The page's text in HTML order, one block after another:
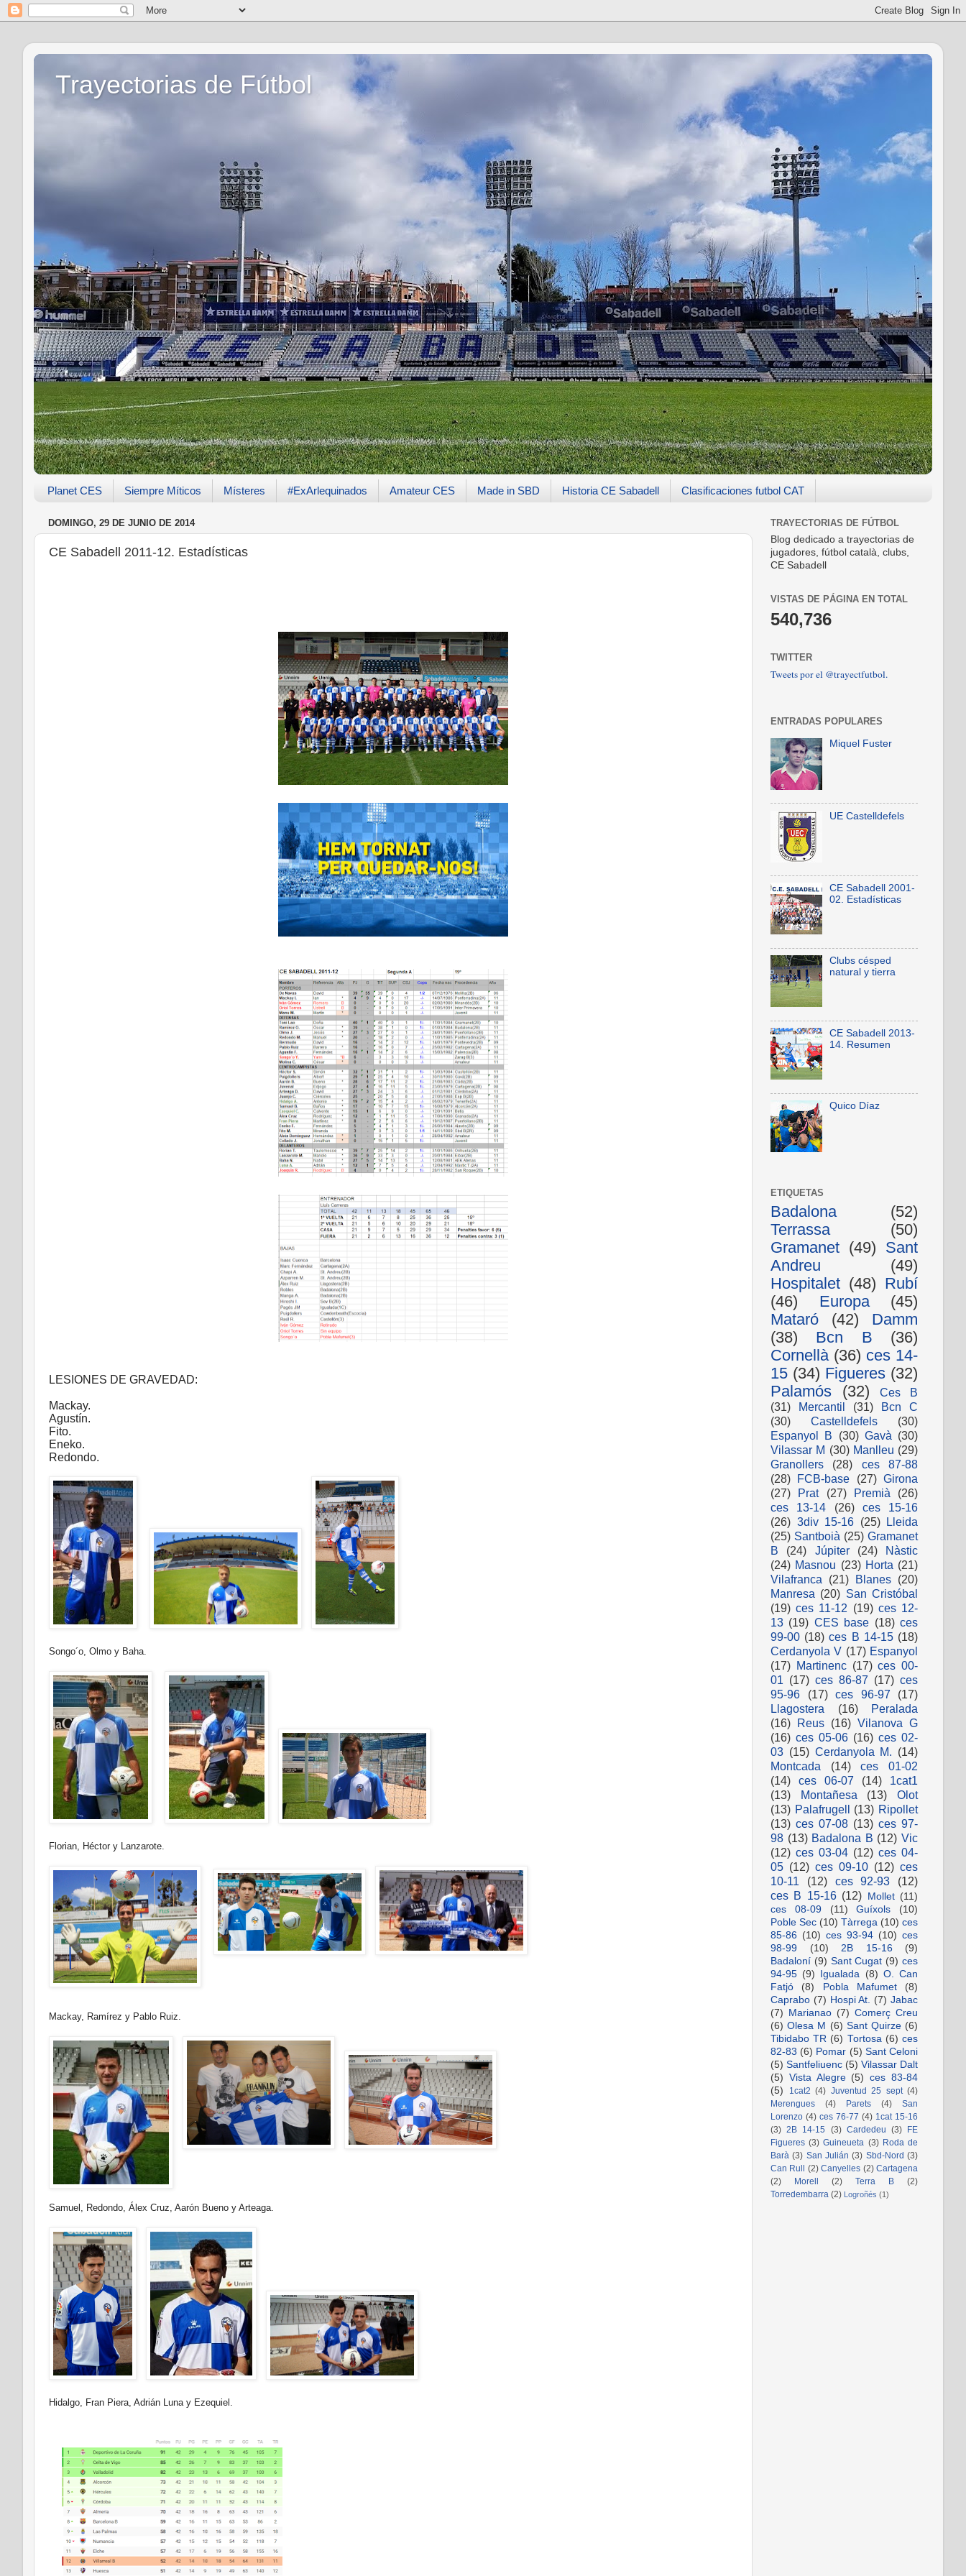
Trayectorias de Fútbol
Planet CES Siempre Míticos Místeres #ExArlequinados Amateur CES Made in SBD Historia CE Sabadell Clasificaciones futbol CAT
DOMINGO, 29 DE JUNIO DE 2014
CE Sabadell 2011-12. Estadísticas
LESIONES DE GRAVEDAD:
Mackay.
Agustín.
Fito.
Eneko.
Redondo.
Songo´o, Olmo y Baha.
Florian, Héctor y Lanzarote.
Mackay, Ramírez y Pablo Ruiz.
Samuel, Redondo, Álex Cruz, Aarón Bueno y Arteaga.
Hidalgo, Fran Piera, Adrián Luna y Ezequiel.
TRAYECTORIAS DE FÚTBOL
Blog dedicado a trayectorias de
jugadores, fútbol català, clubs,
CE Sabadell
VISTAS DE PÁGINA EN TOTAL
540,736
TWITTER
Tweets por el @trayectfutbol.
ENTRADAS POPULARES
Miquel Fuster
UE Castelldefels
CE Sabadell 2001-
02. Estadísticas
Clubs césped
natural y tierra
CE Sabadell 2013-
14. Resumen
Quico Díaz
ETIQUETAS
Badalona
(52)
Terrassa
(50)
Gramanet (49) Sant
Andreu
(49)
Hospitalet (48) Rubí
(46)
Europa
(45)
Mataró
(42)
Damm
(38)
Bcn B
(36)
Cornellà (36) ces 14-
15 (34) Figueres (32)
Palamós
(32)
Ces B
(31)
Mercantil (31)
Bcn C
(30)
Castelldefels
(30)
Espanyol B
(30) Gavà (30)
Vilassar M (30) Manlleu (29)
Granollers
(28)
ces 87-88
(28) FCB-base (27) Girona
(27)
Prat (27) Premià
(26)
ces 13-14
(26)
ces 15-16
(26) 3div 15-16 (25) Lleida
(25) Santboià (25) Gramanet
B
(24) Júpiter (24)
Nàstic
(24) Masnou (23) Horta (21)
Vilafranca
(21) Blanes (20)
Manresa (20) San Cristóbal
(19) ces 11-12 (19) ces 12-
13 (19) CES base (18) ces
99-00 (18) ces B 14-15 (18)
Cerdanyola V (17) Espanyol
(17) Martinenc (17) ces 00-
01 (17) ces 86-87 (17) ces
95-96
(17) ces 96-97
(17)
Llagostera
(16)
Peralada
(16) Reus (16) Vilanova G
(16) ces 05-06 (16) ces 02-
03 (15) Cerdanyola M. (14)
Montcada
(14)
ces 01-02
(14)
ces 06-07 (14)
1cat1
(13)
Montañesa (13)
Olot
(13) Palafrugell (13) Ripollet
(13) ces 07-08 (13) ces 97-
98 (13) Badalona B (12) Vic
(12) ces 03-04 (12) ces 04-
05 (12) ces 09-10 (12) ces
10-11
(12) ces 92-93
(12)
ces B 15-16 (12) Mollet (11)
ces 08-09
(11) Guíxols
(10)
Poble Sec (10) Tàrrega (10) ces
85-86 (10) ces 93-94 (10) ces
98-99
(10) 2B 15-16
(9)
Badaloní (9) Sant Cugat (9) ces
94-95 (9) Igualada (8) O. Can
Fatjó
(8) Pobla Mafumet
(8)
Caprabo (7) Hospi At. (7) Jabac
(7)
Marianao (7) Comerç Creu
(6) Olesa M (6) Sant Quirze (6)
Tibidabo TR (6) Tortosa (6) ces
82-83 (6) Pomar (5) Sant Celoni
(5) Santfeliuenc (5) Vilassar Dalt
(5) Vista Alegre (5)
ces 83-84
(5)
1cat2 (4) Juventud 25 sept (4)
Merengues
(4) Parets (4)
San
Lorenzo (4) ces 76-77 (4) 1cat 15-16
(3) 2B 14-15 (3) Cardedeu (3)
FE
Figueres (3) Guineueta (3) Roda de
Barà (3) San Julián (3) Sbd-Nord (3)
Can Rull
(2) Canyelles (2) Cartagena
(2)
Morell (2) Terra B
(2)
Torredembarra (2) Logroñés (1)